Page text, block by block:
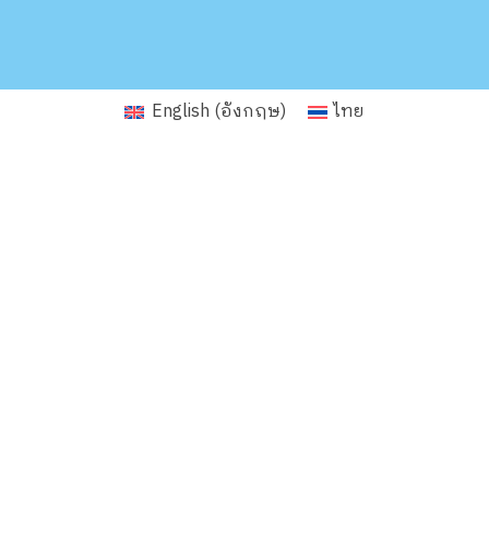
English (อังกฤษ) ไทย